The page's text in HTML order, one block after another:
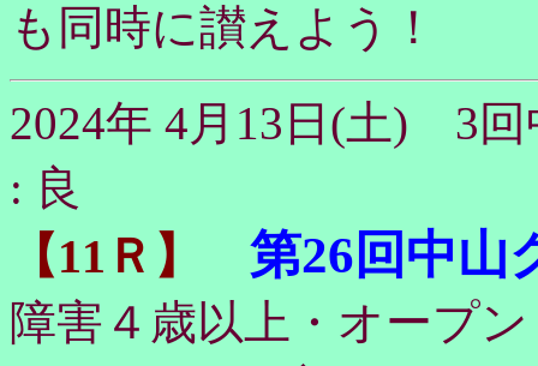
も同時に讃えよう！
2024年 4月13日(土) 3
: 良
【11Ｒ】 第26回中山
障害４歳以上・オープ